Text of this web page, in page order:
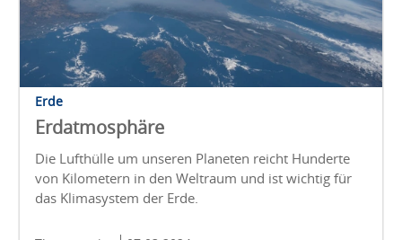
Erde
Erdatmosphäre
Die Lufthülle um unseren Planeten reicht Hunderte
von Kilometern in den Weltraum und ist wichtig für
das Klimasystem der Erde.